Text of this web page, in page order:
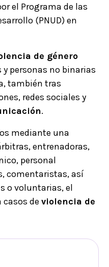
el Programa de las
(PNUD) en
de género
personas no binarias
también tras
redes sociales y
.
mediante una
entrenadoras,
personal
comentaristas, así
o voluntarias, el
de violencia de